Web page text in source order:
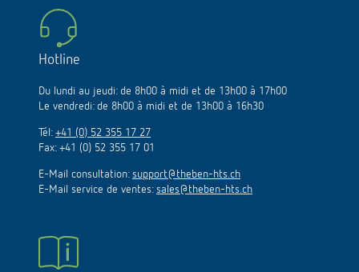
Hotline
Du lundi au jeudi: de 8h00 à midi et de 13h00 à 17h00
Le vendredi: de 8h00 à midi et de 13h00 à 16h30
Tél: +41 (0) 52 355 17 27
Fax: +41 (0) 52 355 17 01
E-Mail consultation: support@theben-hts.ch
E-Mail service de ventes: sales@theben-hts.ch